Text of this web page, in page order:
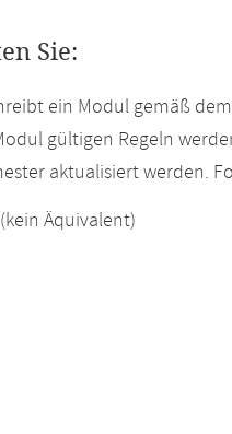
Sie:
ein Modul gemäß
gültigen Regeln
aktualisiert werden.
Äquivalent)